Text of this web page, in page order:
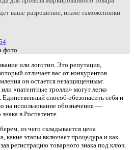
ваше разрешение, иначе таможенники
или логотип. Это репутация,
отличает вас от конкурентов.
он остается незащищенным:
«патентные тролли» могут легко
способ обезопасить себя и
на использование обозначения —
в Роспатенте.
из чего складывается цена
какие этапы включает процедура и как
регистрацию товарного знака под ключ.